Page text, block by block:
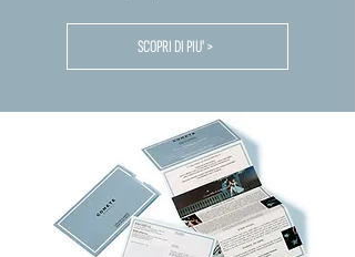
SCOPRI DI PIU' >